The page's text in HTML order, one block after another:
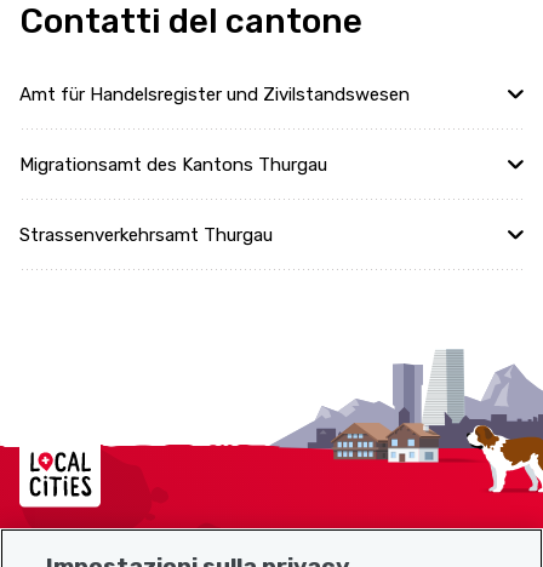
Contatti del cantone
Amt für Handelsregister und Zivilstandswesen
Migrationsamt des Kantons Thurgau
Strassenverkehrsamt Thurgau
Localcities